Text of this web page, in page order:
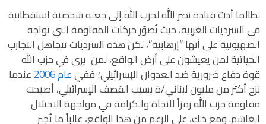
لطالما أدت قيادة نصر الله لحزب الله إلى جعله شخصية استقطابية
في السرديات الغربية، حيث تُصوّر حركات المقاومة التي تواجه
الصهيونية على أنها “إرهابية”، لكن هذه السرديات تتجاهل التجارب
الحياتية لمن يعيشون على أرض الواقع، لمن يرى في حزب الله
قوة دفاع ضرورية ضد العدوان الإسرائيلي؛ ففيعام 6002عندما
نزح أكثر من مليون لبناني/ة بسبب القصف الإسرائيلي، أصبحت
مقاومة حزب الله رمزاً للنجاة والكرامة في مواجهة الاحتلال
الغاشم. ومع ذلك، على الرغم من هذا الواقع، غالباً ما تُجبر